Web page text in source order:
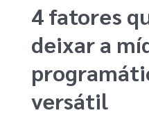
4 fatores
deixar a
versátil